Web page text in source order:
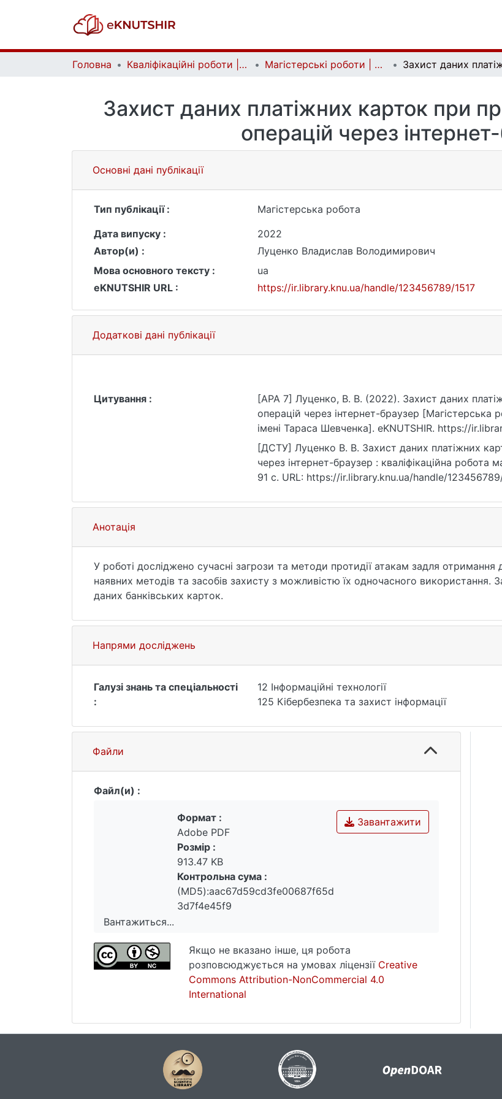
Головна Кваліфікаційні роботи | Qualifying works Магістерські роботи | Master's theses
Захист даних платіжних карток при
операцій через
Основні дані публікації
Тип публікації :
Магістерська робота
Дата випуску :
2022
Автор(и) :
Луценко Владислав Володимирович
Мова основного тексту :
ua
eKNUTSHIR URL :
https://ir.library.knu.ua/handle/123456789/1517
Додаткові дані публікації
Цитування :
[APA 7] Луценко, В. В. (2022). Захист даних
операцій через інтернет-браузер [Магістерська
імені Тараса Шевченка]. eKNUTSHIR. https://
[ДСТУ] Луценко В. В. Захист даних платіжних
через інтернет-браузер : кваліфікаційна робота
91 с. URL: https://ir.library.knu.ua/handle/
Анотація
У роботі досліджено сучасні загрози та методи протидії атакам задля
наявних методів та засобів захисту з можливістю їх одночасного використання.
даних банківських карток.
Напрями досліджень
Галузі знань та спеціальності
:
12 Інформаційні технології
125 Кібербезпека та захист інформації
Файли
Файл(и) :
Вантажиться...
Вантажиться...
Завантажити
Формат :
Adobe PDF
Розмір :
913.47 KB
Контрольна сума :
(MD5):aac67d59cd3fe00687f65d
3d7f4e45f9
Якщо не вказано інше, ця робота
розповсюджується на умовах ліцензії Creative
Commons Attribution-NonCommercial 4.0
International